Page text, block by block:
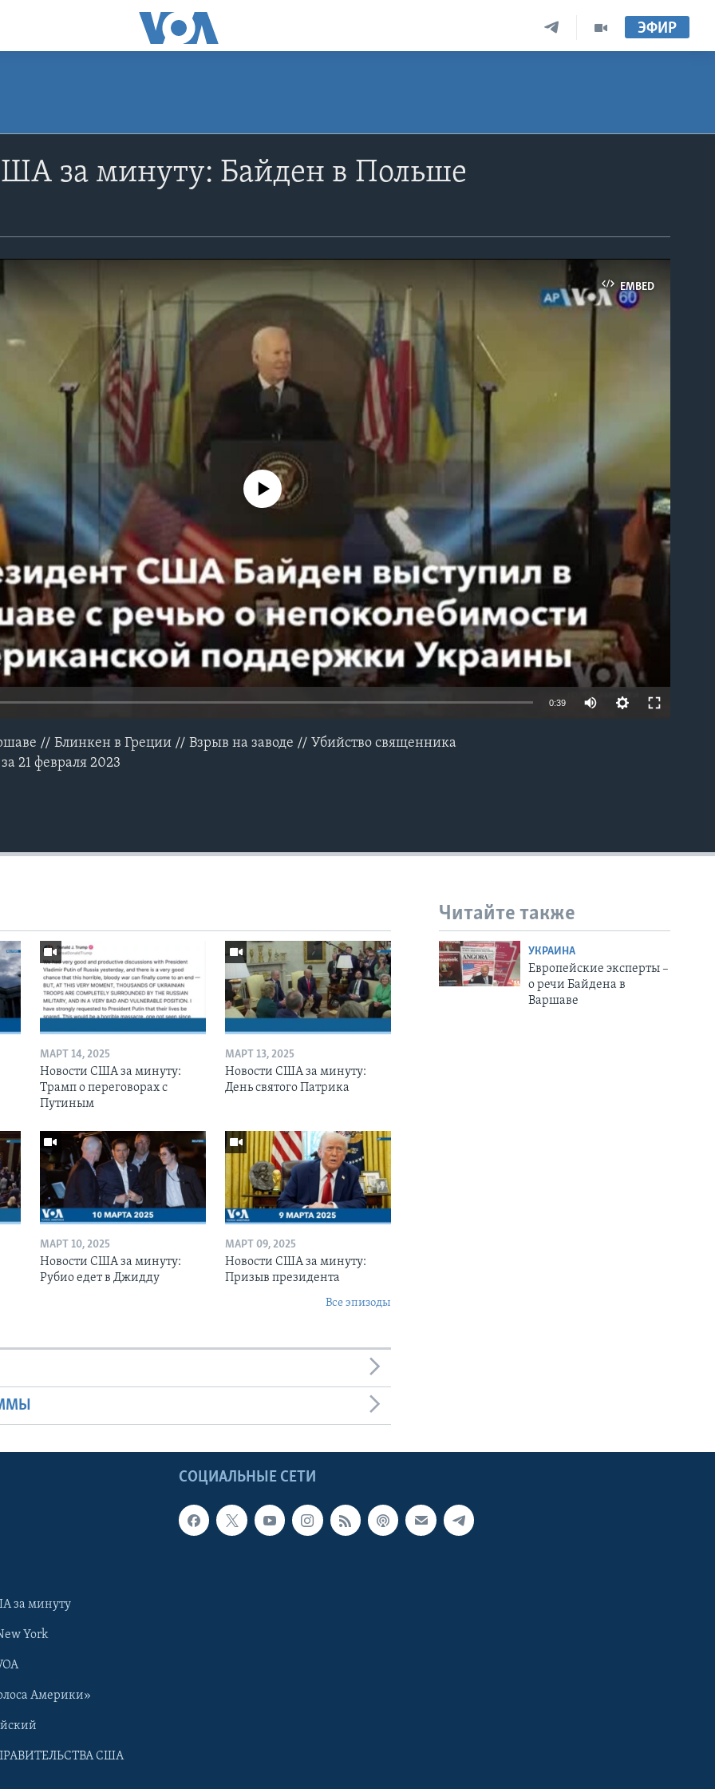
ЭФИР
за минуту: Байден в Польше
EMBED
No media source currently available
0:39
// Блинкен в Греции // Взрыв на заводе // Убийство священника
21 февраля 2023
Читайте также
УКРАИНА
Европейские эксперты –
о речи Байдена в
Варшаве
МАРТ 14, 2025
Новости США за минуту:
Трамп о переговорах с
Путиным
МАРТ 13, 2025
Новости США за минуту:
День святого Патрика
МАРТ 10, 2025
Новости США за минуту:
Рубио едет в Джидду
МАРТ 09, 2025
Новости США за минуту:
Призыв президента
Все эпизоды
СОЦИАЛЬНЫЕ СЕТИ
за минуту
York
Америки»
США